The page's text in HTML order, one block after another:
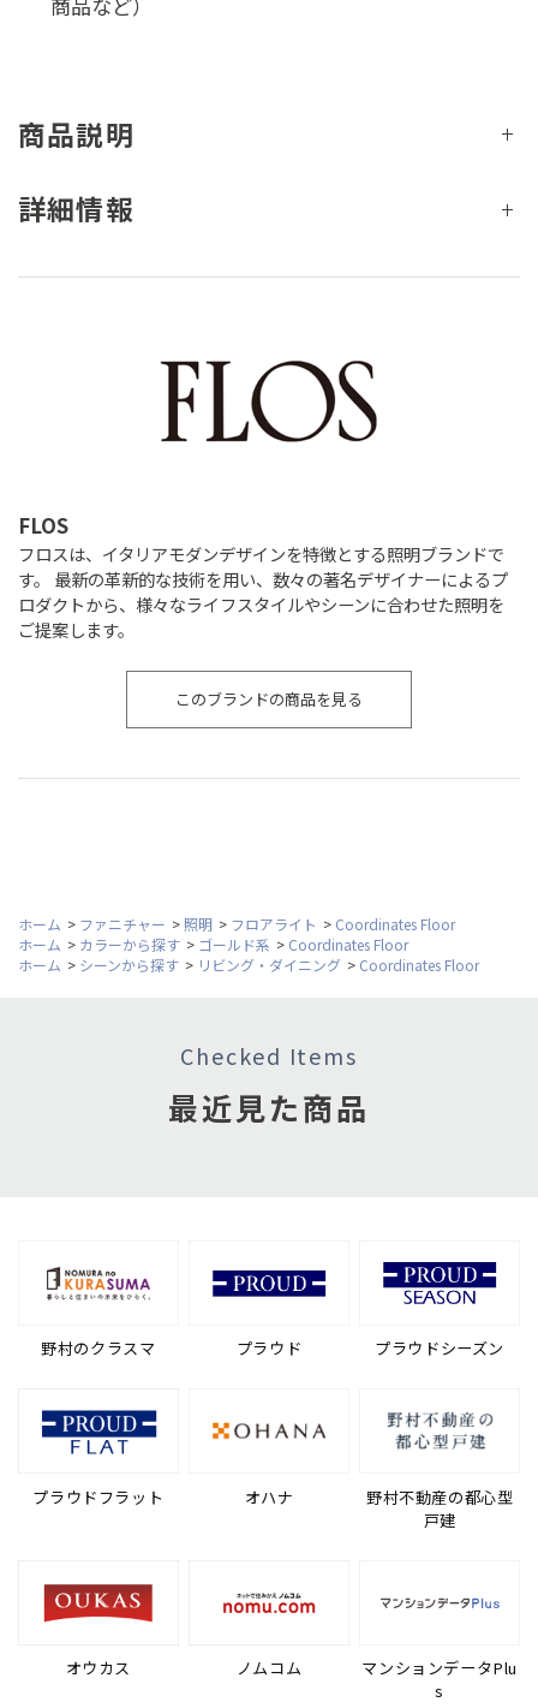
商品説明
詳細情報
FLOS
フロスは、イタリアモダンデザインを特徴とする照明ブランドで
す。 最新の革新的な技術を用い、数々の著名デザイナーによるプ
ロダクトから、様々なライフスタイルやシーンに合わせた照明を
ご提案します。
このブランドの商品を見る
ホーム > ファニチャー > 照明 > フロアライト > Coordinates Floor
ホーム > カラーから探す > ゴールド系 > Coordinates Floor
ホーム > シーンから探す > リビング・ダイニング > Coordinates Floor
Checked Items
最近見た商品
野村のクラスマ プラウド プラウドシーズン
プラウドフラット オハナ
野村不動産の都心型
戸建
オウカス ノムコム
マンションデータPlu
s